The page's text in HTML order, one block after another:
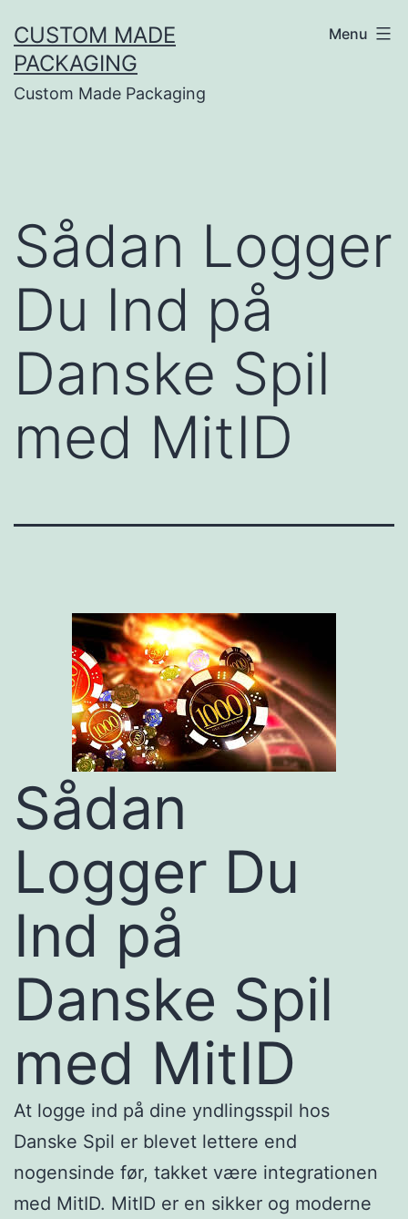
CUSTOM MADE
PACKAGING
Custom Made Packaging
Menu
Sådan Logger
Du Ind på
Danske Spil
med MitID
Sådan
Logger Du
Ind på
Danske Spil
med MitID
At logge ind på dine yndlingsspil hos
Danske Spil er blevet lettere end
nogensinde før, takket være integrationen
med MitID. MitID er en sikker og moderne